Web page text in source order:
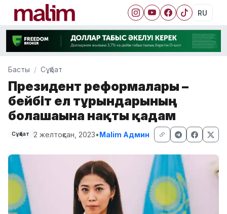
RU
Басты Сұқбат
Президент реформалары –
бейбіт ел тұрғындарының
болашағына нақты қадам
Сұқбат 2 желтоқсан, 2023•Malim Админ